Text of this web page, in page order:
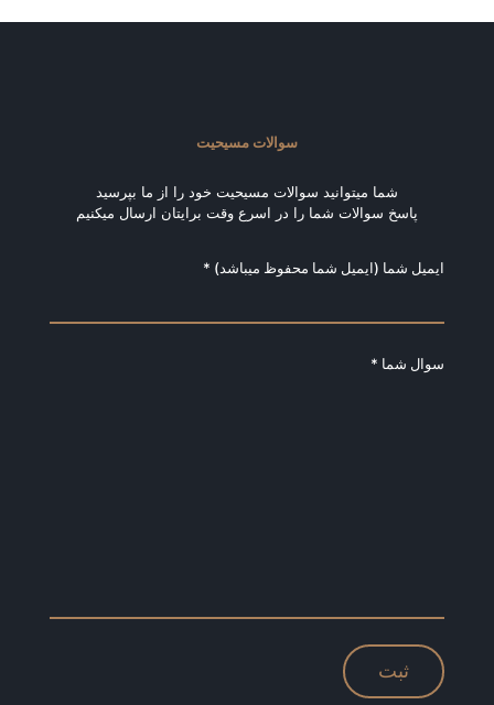
سوالات مسیحیت
شما میتوانید سوالات مسیحیت خود را از ما بپرسید
پاسخ سوالات شما را در اسرع وقت برایتان ارسال میکنیم
ایمیل شما (ایمیل شما محفوظ میباشد) *
سوال شما *